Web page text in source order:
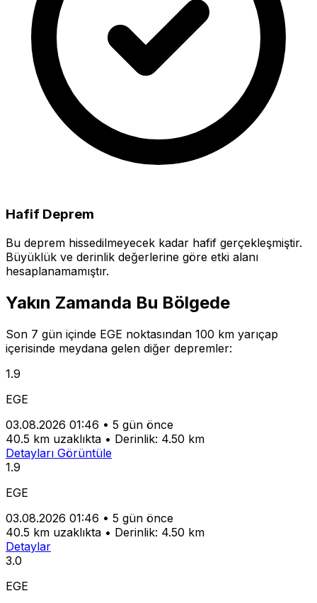
Hafif Deprem
Bu deprem hissedilmeyecek kadar hafif gerçekleşmiştir.
Büyüklük ve derinlik değerlerine göre etki alanı
hesaplanamamıştır.
Yakın Zamanda Bu Bölgede
Son 7 gün içinde EGE noktasından 100 km yarıçap
içerisinde meydana gelen diğer depremler:
1.9
EGE
03.08.2026 01:46 • 5 gün önce
40.5 km uzaklıkta • Derinlik: 4.50 km
Detayları Görüntüle
1.9
EGE
03.08.2026 01:46 • 5 gün önce
40.5 km uzaklıkta • Derinlik: 4.50 km
Detaylar
3.0
EGE